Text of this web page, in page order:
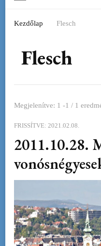
Kezdőlap Flesch
Flesch
Megjelenítve: 1 -1 / 1
FRISSÍTVE: 2021.02.08.
2011.10.28.